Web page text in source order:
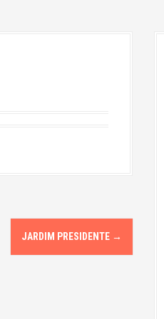
JARDIM PRESIDENTE →